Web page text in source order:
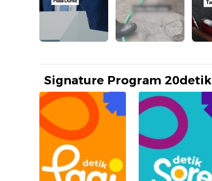
Signature Program 20detik